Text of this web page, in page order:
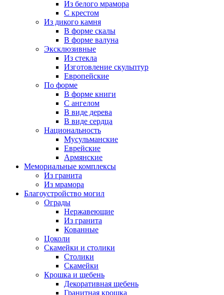
Из белого мрамора
С крестом
Из дикого камня
В форме скалы
В форме валуна
Эксклюзивные
Из стекла
Изготовление скульптур
Европейские
По форме
В форме книги
С ангелом
В виде дерева
В виде сердца
Национальность
Мусульманские
Еврейские
Армянские
Мемориальные комплексы
Из гранита
Из мрамора
Благоустройство могил
Ограды
Нержавеющие
Из гранита
Кованные
Цоколи
Скамейки и столики
Столики
Скамейки
Крошка и щебень
Декоративная щебень
Гранитная крошка